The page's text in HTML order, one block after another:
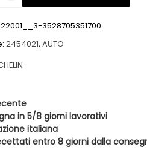
3528705351700
2454021, AUTO
in 5/8 giorni lavorativi
italiana
entro 8 giorni dalla